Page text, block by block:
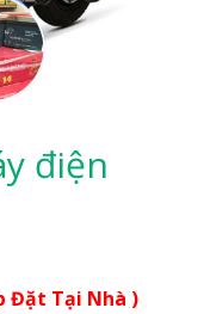
điện
Đặt Tại Nhà )